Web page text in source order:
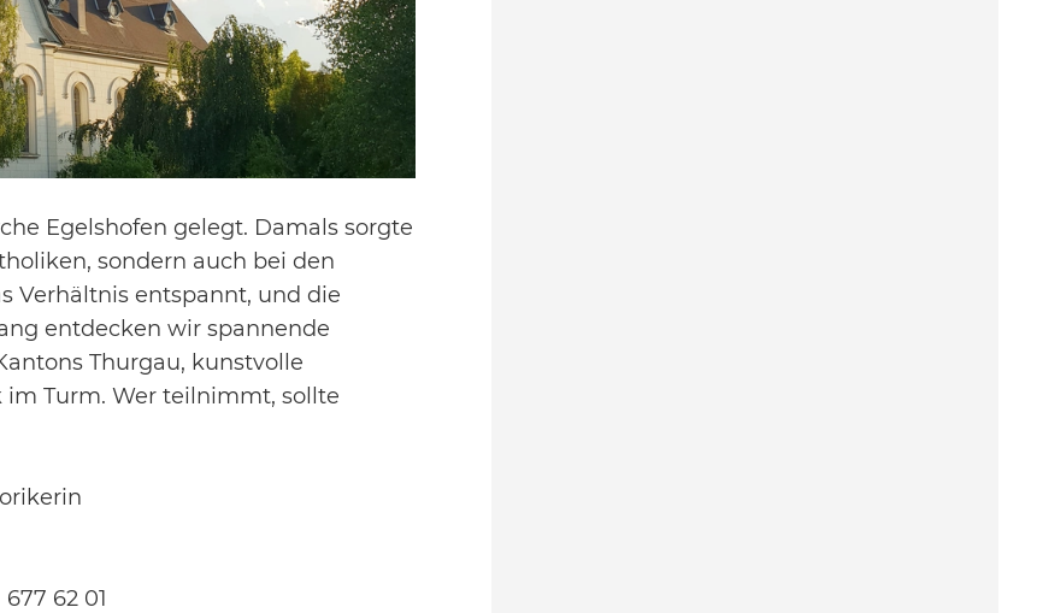
Egelshofen gelegt. Damals sorgte
sondern auch bei den
Verhältnis entspannt, und die
entdecken wir spannende
Thurgau, kunstvolle
im Turm. Wer teilnimmt, sollte
62 01